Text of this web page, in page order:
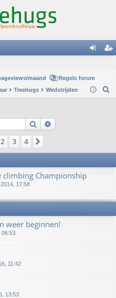
in
er
maand
Regels forum
Treehugs Wedstrijden
Search
2 3 4
climbing Championship
17:58
weer beginnen!
06:53
11:42
13:53